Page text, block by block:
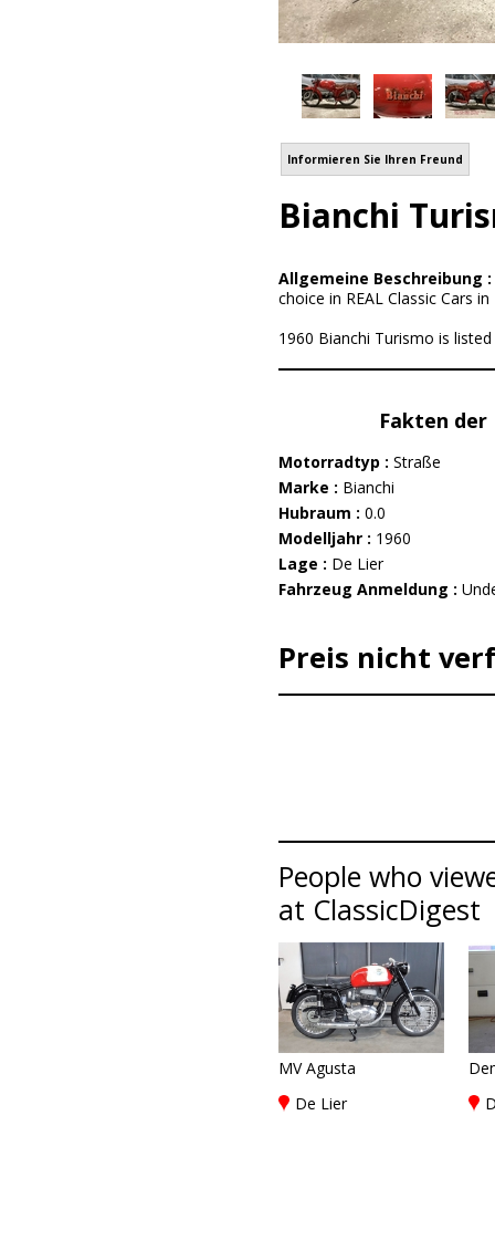
Informieren Sie Ihren Freund
Bianchi
Allgemeine Beschreibung :
choice in REAL Classic Cars
1960 Bianchi Turismo is
Fakten der
Motorradtyp : Straße
Marke : Bianchi
Hubraum : 0.0
Modelljahr : 1960
Lage : De Lier
Fahrzeug Anmeldung :
Preis nicht
People who
at ClassicDigest
MV Agusta
De Lier